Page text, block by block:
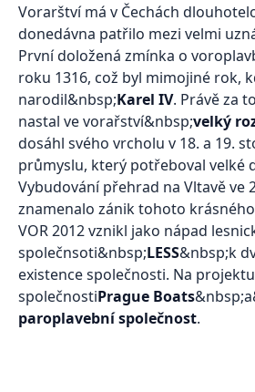
Vorarštví má v Čechách
donedávna patřilo mezi velmi
První doložená zmínka o
roku 1316, což byl mimojiné rok,
narodil&nbsp;Karel IV. Právě za
nastal ve vorařství&nbsp;velký
dosáhl svého vrcholu v 18. a 19.
průmyslu, který potřeboval velké
Vybudování přehrad na Vltavě ve
znamenalo zánik tohoto
VOR 2012 vznikl jako nápad
společnsoti&nbsp;LESS&nbsp;k
existence společnosti. Na
společnostiPrague Boats
paroplavební společnost.